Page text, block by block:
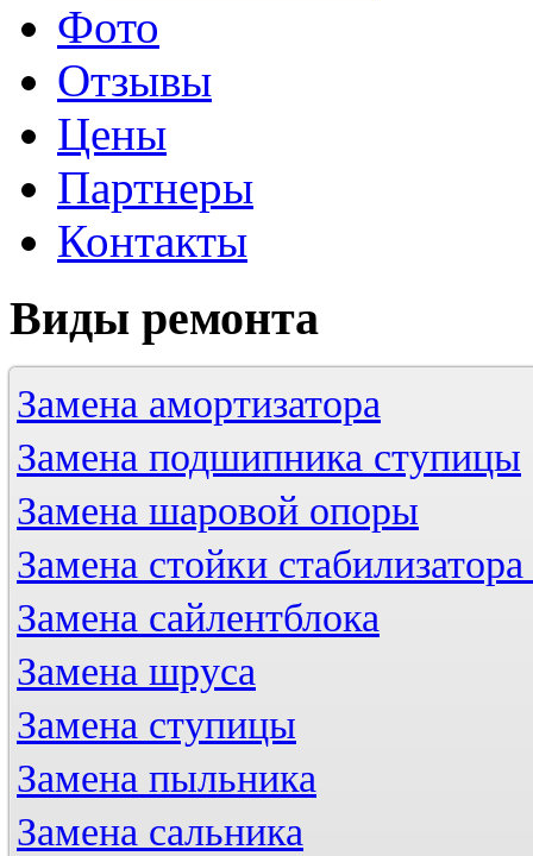
Фото
Отзывы
Цены
Партнеры
Контакты
Виды ремонта
Замена амортизатора
Замена подшипника ступицы
Замена шаровой опоры
Замена стойки
Замена сайлентблока
Замена шруса
Замена ступицы
Замена пыльника
Замена сальника